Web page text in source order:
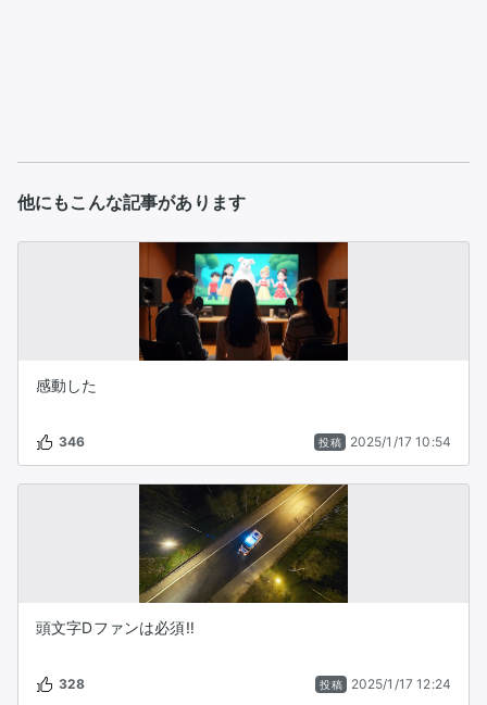
他にもこんな記事があります
感動した
346 投稿 2025/1/17 10:54
頭文字Dファンは必須‼️
328 投稿 2025/1/17 12:24